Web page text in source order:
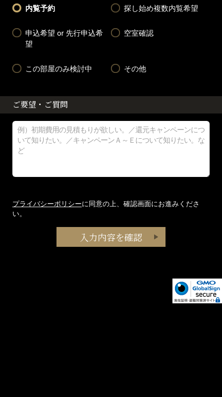
内覧予約 探し始め複数内覧希望
申込希望 or 先行申込希
望
空室確認
この部屋のみ検討中 その他
ご要望・ご質問
プライバシーポリシーに同意の上、確認画面にお進みくださ
い。